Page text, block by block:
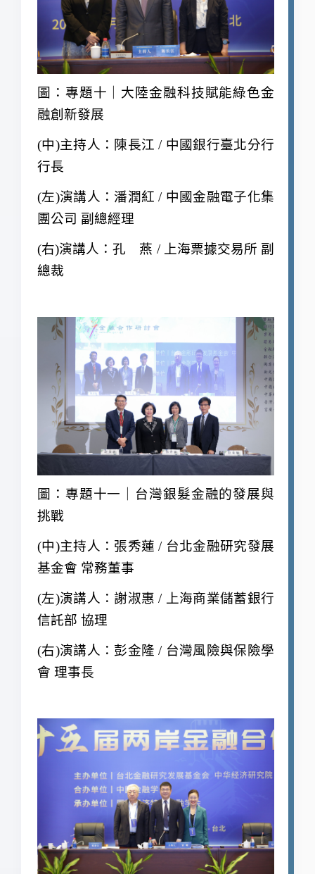
圖：專題十｜大陸金融科技賦能綠色金
融創新發展
(中)主持人：陳長江 / 中國銀行臺北分行
行長
(左)演講人：潘潤紅 / 中國金融電子化集
團公司 副總經理
(右)演講人：孔 燕 / 上海票據交易所 副
總裁
圖：專題十一｜台灣銀髮金融的發展與
挑戰
(中)主持人：張秀蓮 / 台北金融研究發展
基金會 常務董事
(左)演講人：謝淑惠 / 上海商業儲蓄銀行
信託部 協理
(右)演講人：彭金隆 / 台灣風險與保險學
會 理事長